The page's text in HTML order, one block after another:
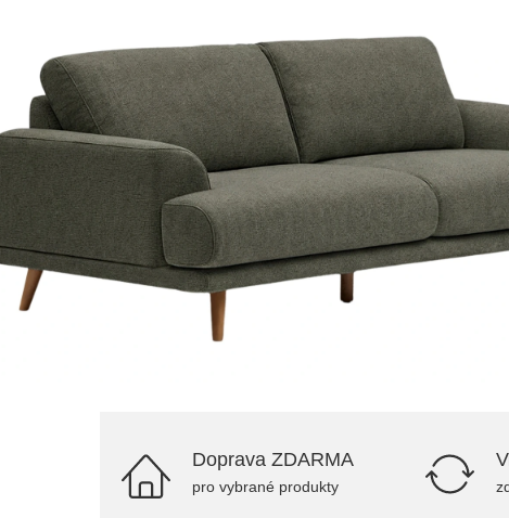
Doprava ZDARMA
pro vybrané produkty